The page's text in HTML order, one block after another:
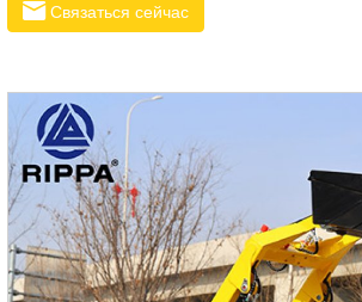
Связаться сейчас